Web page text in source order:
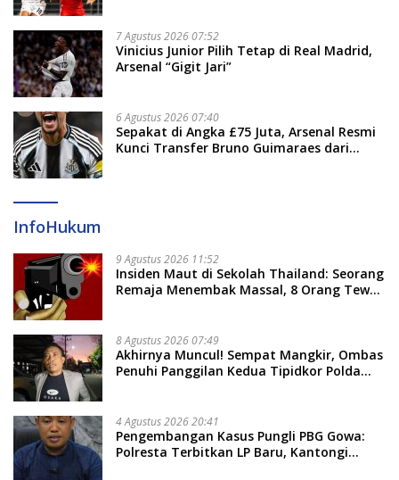
7 Agustus 2026 07:52
Vinicius Junior Pilih Tetap di Real Madrid,
Arsenal “Gigit Jari”
6 Agustus 2026 07:40
Sepakat di Angka £75 Juta, Arsenal Resmi
Kunci Transfer Bruno Guimaraes dari
InfoHukum
9 Agustus 2026 11:52
Insiden Maut di Sekolah Thailand: Seorang
Remaja Menembak Massal, 8 Orang Tewas
8 Agustus 2026 07:49
Akhirnya Muncul! Sempat Mangkir, Ombas
Penuhi Panggilan Kedua Tipidkor Polda
4 Agustus 2026 20:41
Pengembangan Kasus Pungli PBG Gowa:
Polresta Terbitkan LP Baru, Kantongi